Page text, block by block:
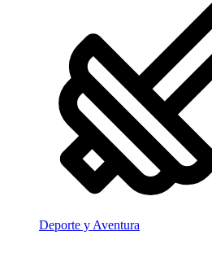
Deporte y Aventura